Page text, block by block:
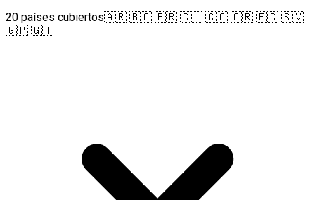
20 países cubiertos🇦🇷 🇧🇴 🇧🇷 🇨🇱 🇨🇴 🇨🇷 🇪🇨 🇸🇻
🇬🇵 🇬🇹